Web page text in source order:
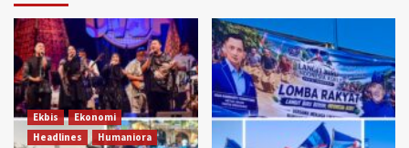
Ekbis
Ekonomi
Headlines
Humaniora